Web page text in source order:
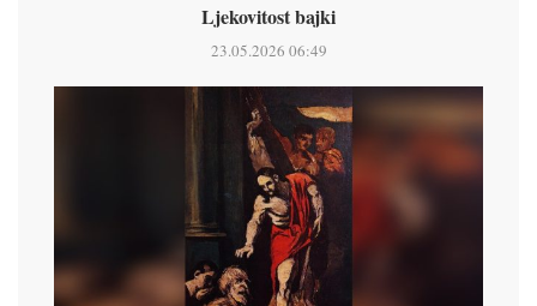
Ljekovitost bajki
23.05.2026 06:49